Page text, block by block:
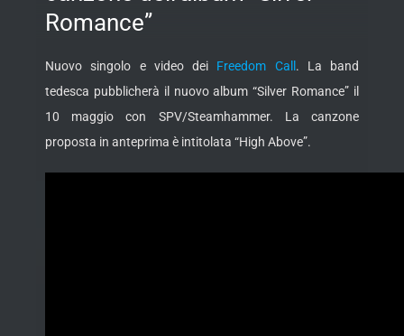
Romance”
Nuovo singolo e video dei Freedom Call . La band
tedesca pubblicherà il nuovo album “Silver Romance” il
10 maggio con SPV/Steamhammer. La canzone
proposta in anteprima è intitolata “High Above”.